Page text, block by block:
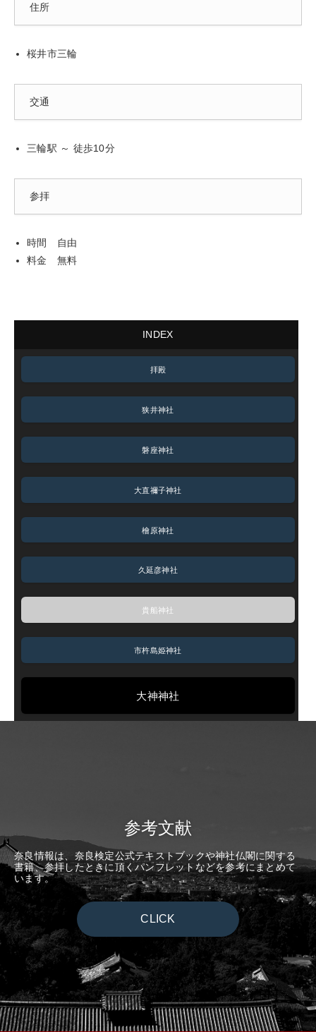
住所
桜井市三輪
交通
三輪駅 ～ 徒歩10分
参拝
時間 自由
料金 無料
INDEX
拝殿
狭井神社
磐座神社
大直禰子神社
檜原神社
久延彦神社
貴船神社
市杵島姫神社
大神神社
参考文献
奈良情報は、奈良検定公式テキストブックや神社仏閣に関する
書籍、参拝したときに頂くパンフレットなどを参考にまとめて
います。
CLICK